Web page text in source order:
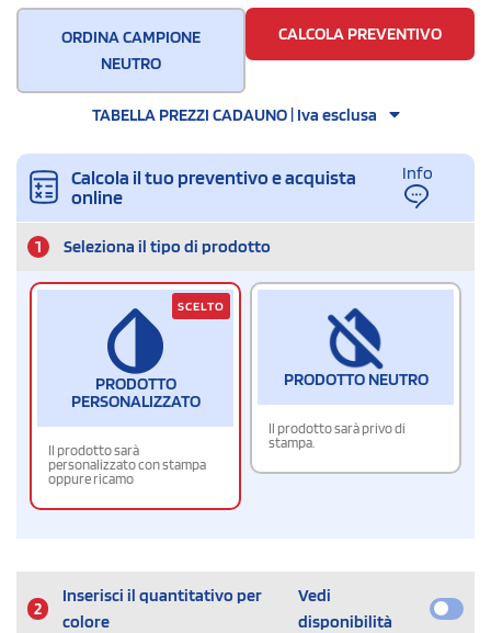
5
ORDINA CAMPIONE
NEUTRO
CALCOLA PREVENTIVO
TABELLA PREZZI CADAUNO | Iva esclusa
Calcola il tuo preventivo e acquista
online
Info
1 Seleziona il tipo di prodotto
PRODOTTO
PERSONALIZZATO
Il prodotto sarà
personalizzato con stampa
oppure ricamo
SCELTO
PRODOTTO NEUTRO
Il prodotto sarà privo di
stampa.
2
Inserisci il quantitativo per
colore
Vedi
disponibilità